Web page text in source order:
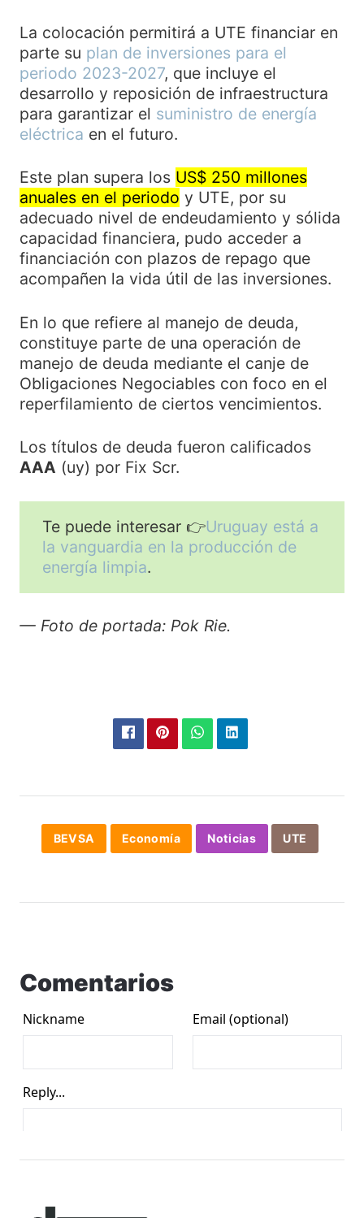
La colocación permitirá a UTE financiar en
parte su plan de inversiones para el
periodo 2023-2027, que incluye el
desarrollo y reposición de infraestructura
para garantizar el suministro de energía
eléctrica en el futuro.
Este plan supera los US$ 250 millones
anuales en el periodo y UTE, por su
adecuado nivel de endeudamiento y sólida
capacidad financiera, pudo acceder a
financiación con plazos de repago que
acompañen la vida útil de las inversiones.
En lo que refiere al manejo de deuda,
constituye parte de una operación de
manejo de deuda mediante el canje de
Obligaciones Negociables con foco en el
reperfilamiento de ciertos vencimientos.
Los títulos de deuda fueron calificados
AAA (uy) por Fix Scr.
Te puede interesar 👉Uruguay está a
la vanguardia en la producción de
energía limpia.
— Foto de portada: Pok Rie.
BEVSA Economía Noticias UTE
Comentarios